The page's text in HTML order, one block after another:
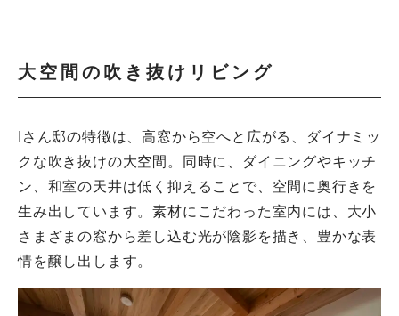
大空間の吹き抜けリビング
Iさん邸の特徴は、高窓から空へと広がる、ダイナミッ
クな吹き抜けの大空間。同時に、ダイニングやキッチ
ン、和室の天井は低く抑えることで、空間に奥行きを
生み出しています。素材にこだわった室内には、大小
さまざまの窓から差し込む光が陰影を描き、豊かな表
情を醸し出します。